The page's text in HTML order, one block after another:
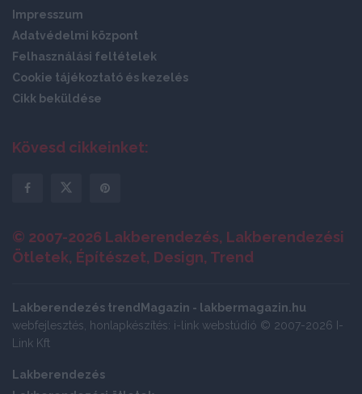
Impresszum
Adatvédelmi központ
Felhasználási feltételek
Cookie tájékoztató és kezelés
Cikk beküldése
Kövesd cikkeinket:
© 2007-2026 Lakberendezés, Lakberendezési
Ötletek, Építészet, Design, Trend
Lakberendezés trendMagazin - lakbermagazin.hu
webfejlesztés, honlapkészítés: i-link webstúdió © 2007-2026 I-
Link Kft
Lakberendezés